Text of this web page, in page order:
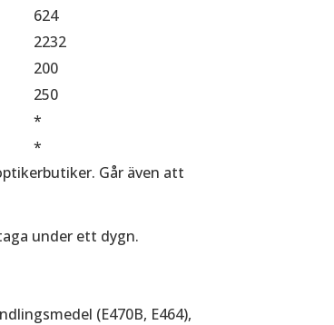
624
2232
200
250
*
*
Går även att
under ett dygn.
(E470B, E464),